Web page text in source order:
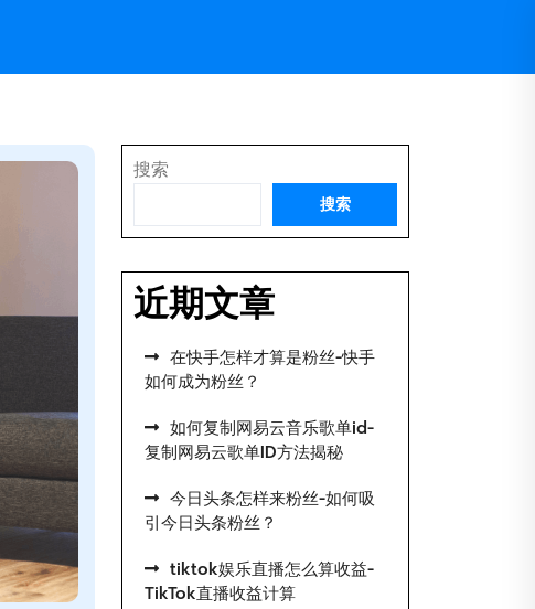
搜索
搜索
近期文章
在快手怎样才算是粉丝-快手
如何成为粉丝？
如何复制网易云音乐歌单id-
复制网易云歌单ID方法揭秘
今日头条怎样来粉丝-如何吸
引今日头条粉丝？
tiktok娱乐直播怎么算收益-
TikTok直播收益计算